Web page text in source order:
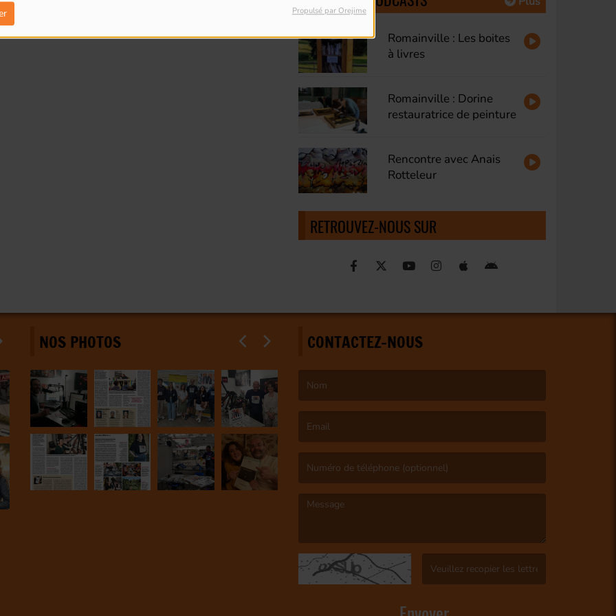
Propulsé par Orejime
Romainville : Les boites
à livres
Romainville : Dorine
restauratrice de peinture
Rencontre avec Anais
Rotteleur
RETROUVEZ-NOUS SUR
NOS PHOTOS CONTACTEZ-NOUS